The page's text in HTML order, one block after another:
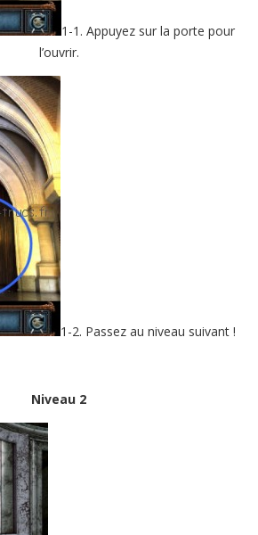
1-1. Appuyez sur la porte pour
l’ouvrir.
1-2. Passez au niveau suivant !
Niveau 2